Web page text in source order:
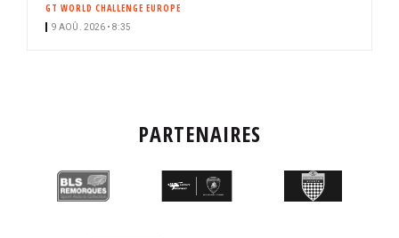
GT WORLD CHALLENGE EUROPE
9 AOÛ. 2026 • 8:35
PARTENAIRES